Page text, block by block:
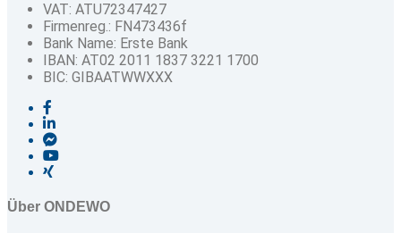
VAT: ATU72347427
Firmenreg.: FN473436f
Bank Name: Erste Bank
IBAN: AT02 2011 1837 3221 1700
BIC: GIBAATWWXXX
Über ONDEWO